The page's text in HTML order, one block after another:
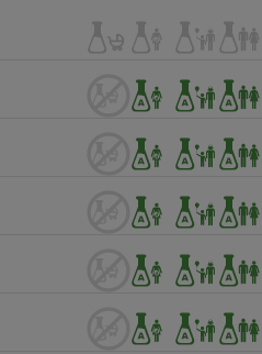
Plaque de cuisson à
induction
Climatiseur -
Ventilateur
Téléphone mobile -
Antivirus
Climatiseur -
Ventilateur